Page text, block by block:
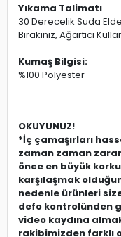
Yıkama Talimatı
30 Derecelik Suda
Bırakınız, Ağartıcı
Kumaş Bilgisi:
%100 Polyester
OKUYUNUZ!
*İç çamaşırları
zaman zaman
önce en büyük
karşılaşmak
nedenle ürünleri
defo kontrolünden
video kaydına
rakibimizden farklı